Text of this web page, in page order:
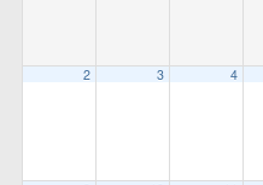
2 3 4